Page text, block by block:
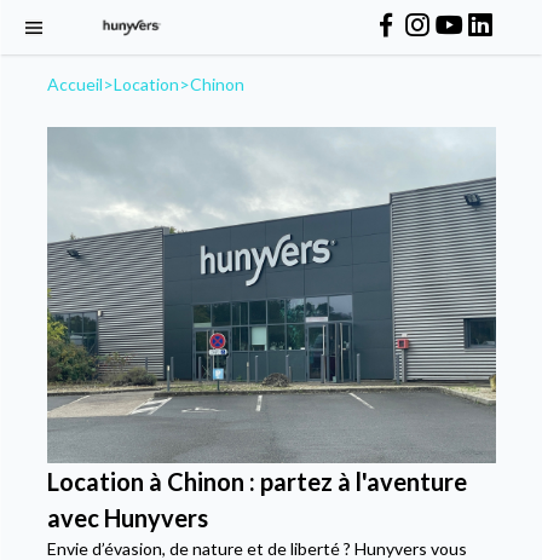
Accueil>Location>Chinon
Location à Chinon : partez à l'aventure
avec Hunyvers
Envie d’évasion, de nature et de liberté ? Hunyvers vous